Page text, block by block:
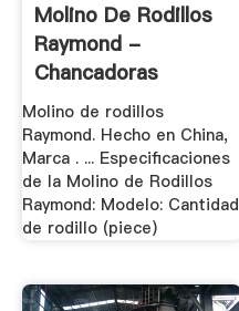
Molino De Rodillos
Raymond -
Chancadoras
Molino de rodillos
Raymond. Hecho en China,
Marca . ... Especificaciones
de la Molino de Rodillos
Raymond: Modelo: Cantidad
de rodillo (piece)